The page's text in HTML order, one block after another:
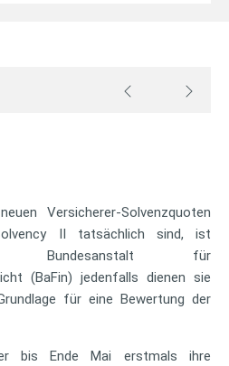
Versicherer-Solvenzquoten
II tatsächlich sind, ist
Bundesanstalt für
(BaFin) jedenfalls dienen sie
für eine Bewertung der
bis Ende Mai erstmals ihre